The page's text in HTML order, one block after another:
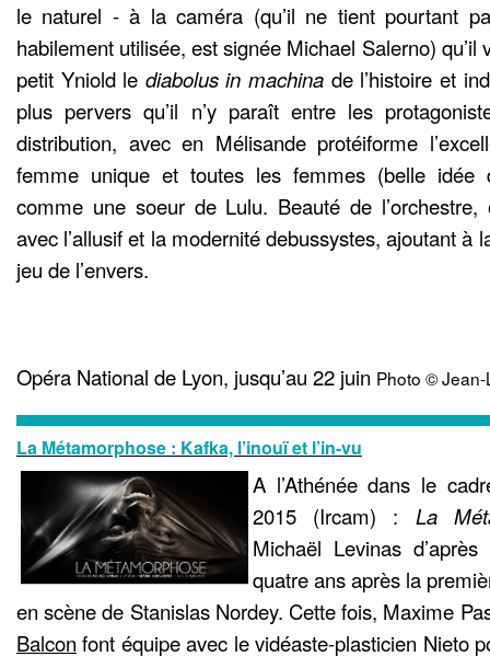
le naturel - à la caméra (qu’il ne tient pourtant
habilement utilisée, est signée Michael Salerno) qu’il
petit Yniold le diabolus in machina de l’histoire et
plus pervers qu’il n’y paraît entre les
distribution, avec en Mélisande protéiforme
femme unique et toutes les femmes (belle idée
comme une soeur de Lulu. Beauté de
avec l’allusif et la modernité debussystes, ajoutant à
jeu de l’envers.
Opéra National de Lyon, jusqu’au 22 juin Photo ©
La Métamorphose : Kafka, l’inouï et l’in-vu
A l’Athénée dans le
2015 (Ircam) : La
Michaël Levinas
quatre ans après la
en scène de Stanislas Nordey. Cette fois, Maxime
Balcon font équipe avec le vidéaste-plasticien Nieto